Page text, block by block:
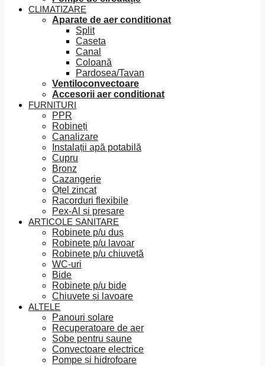
CLIMATIZARE
Aparate de aer conditionat
Split
Caseta
Canal
Coloană
Pardosea/Tavan
Ventiloconvectoare
Accesorii aer conditionat
FURNITURI
PPR
Robineți
Canalizare
Instalații apă potabilă
Cupru
Bronz
Cazangerie
Oțel zincat
Racorduri flexibile
Pex-Al și presare
ARTICOLE SANITARE
Robinete p/u duș
Robinete p/u lavoar
Robinete p/u chiuvetă
WC-uri
Bide
Robinete p/u bide
Chiuvete și lavoare
ALTELE
Panouri solare
Recuperatoare de aer
Sobe pentru saune
Convectoare electrice
Pompe și hidrofoare